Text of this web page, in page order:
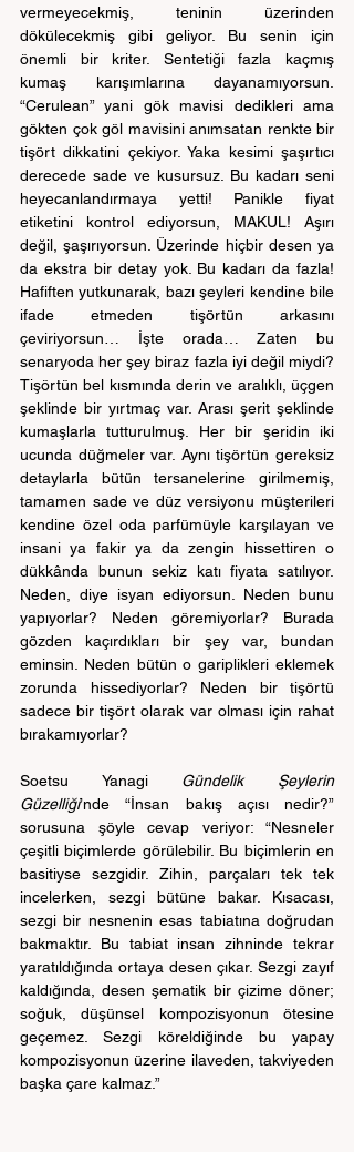
vermeyecekmiş, teninin üzerinden
dökülecekmiş gibi geliyor. Bu senin için
önemli bir kriter. Sentetiği fazla kaçmış
kumaş karışımlarına dayanamıyorsun.
“Cerulean” yani gök mavisi dedikleri ama
gökten çok göl mavisini anımsatan renkte bir
tişört dikkatini çekiyor. Yaka kesimi şaşırtıcı
derecede sade ve kusursuz. Bu kadarı seni
heyecanlandırmaya yetti! Panikle fiyat
etiketini kontrol ediyorsun, MAKUL! Aşırı
değil, şaşırıyorsun. Üzerinde hiçbir desen ya
da ekstra bir detay yok. Bu kadarı da fazla!
Hafiften yutkunarak, bazı şeyleri kendine bile
ifade etmeden tişörtün arkasını
çeviriyorsun… İşte orada… Zaten bu
senaryoda her şey biraz fazla iyi değil miydi?
Tişörtün bel kısmında derin ve aralıklı, üçgen
şeklinde bir yırtmaç var. Arası şerit şeklinde
kumaşlarla tutturulmuş. Her bir şeridin iki
ucunda düğmeler var. Aynı tişörtün gereksiz
detaylarla bütün tersanelerine girilmemiş,
tamamen sade ve düz versiyonu müşterileri
kendine özel oda parfümüyle karşılayan ve
insani ya fakir ya da zengin hissettiren o
dükkânda bunun sekiz katı fiyata satılıyor.
Neden, diye isyan ediyorsun. Neden bunu
yapıyorlar? Neden göremiyorlar? Burada
gözden kaçırdıkları bir şey var, bundan
eminsin. Neden bütün o gariplikleri eklemek
zorunda hissediyorlar? Neden bir tişörtü
sadece bir tişört olarak var olması için rahat
bırakamıyorlar?
Soetsu Yanagi Gündelik Şeylerin
Güzelliği’nde “İnsan bakış açısı nedir?”
sorusuna şöyle cevap veriyor: “Nesneler
çeşitli biçimlerde görülebilir. Bu biçimlerin en
basitiyse sezgidir. Zihin, parçaları tek tek
incelerken, sezgi bütüne bakar. Kısacası,
sezgi bir nesnenin esas tabiatına doğrudan
bakmaktır. Bu tabiat insan zihninde tekrar
yaratıldığında ortaya desen çıkar. Sezgi zayıf
kaldığında, desen şematik bir çizime döner;
soğuk, düşünsel kompozisyonun ötesine
geçemez. Sezgi köreldiğinde bu yapay
kompozisyonun üzerine ilaveden, takviyeden
başka çare kalmaz.”